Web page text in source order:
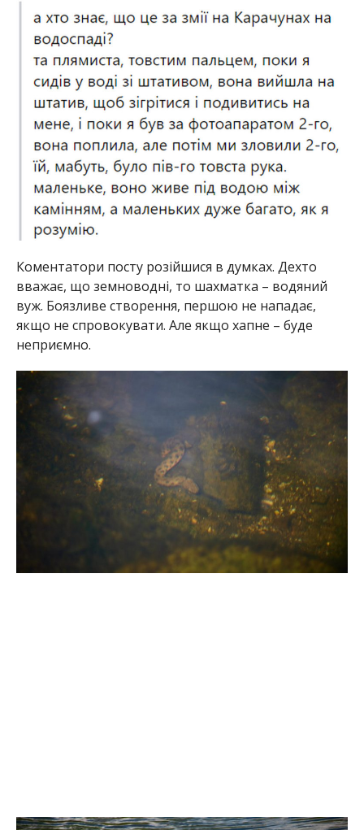
Коментатори посту розійшися в думках. Дехто
вважає, що земноводні, то шахматка – водяний
вуж. Боязливе створення, першою не нападає,
якщо не спровокувати. Але якщо хапне – буде
неприємно.